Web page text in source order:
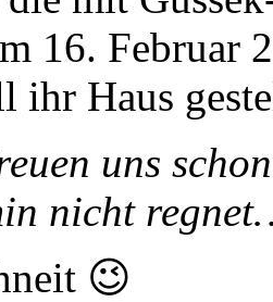
16. Februar
ihr Haus
uns
nicht
😉